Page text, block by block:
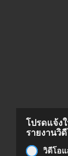
โปรดแจ้ง
รายงานวิ
วิดีโอแ